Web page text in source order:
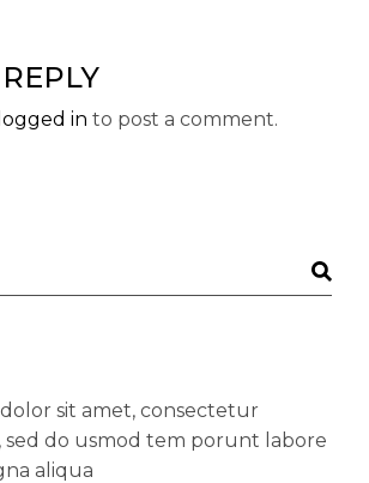
logged in to post a comment.
sit amet, consectetur
sed do usmod tem porunt labore
aliqua